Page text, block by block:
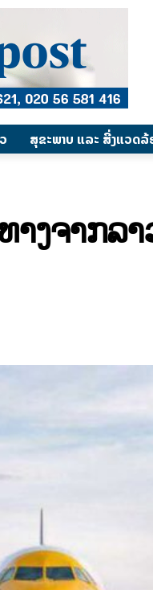
ສຸຂະພາບ ແລະ ສີ່ງແວດ
ງຈາກລ